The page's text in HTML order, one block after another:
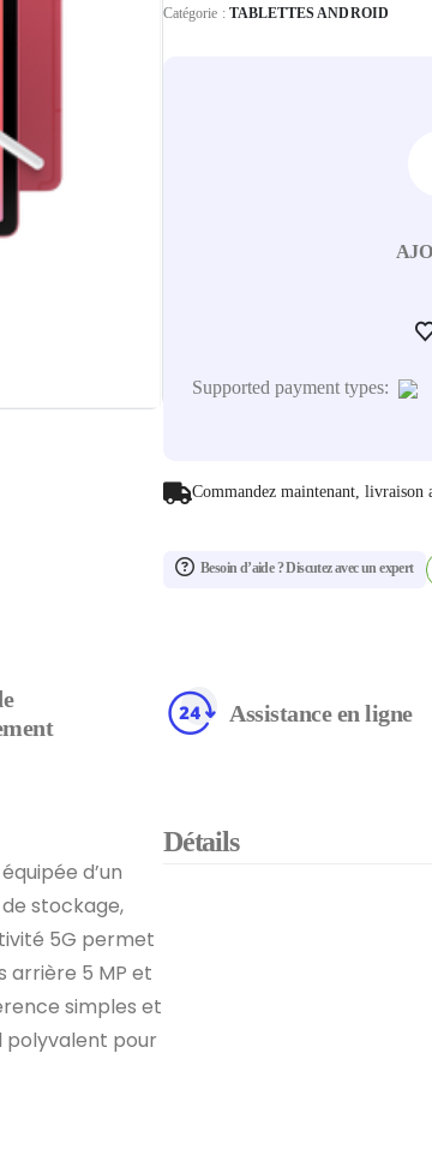
Catégorie : TABLETTES ANDROID
Supported payment types:
Commandez maintenant, livraison
Besoin d’aide ? Discutez avec un expert
Assistance en ligne
d’un
de stockage,
5G permet
arrière 5 MP et
simples et
polyvalent pour
Détails